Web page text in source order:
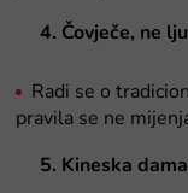
4. Čovječe, ne
Radi se o
pravila se ne
5. Kineska